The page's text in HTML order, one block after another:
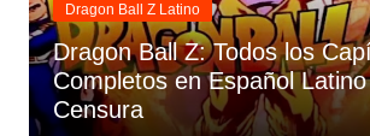
Dragon Ball Z Latino
Dragon Ball Z: Todos los
Completos en Español
Censura